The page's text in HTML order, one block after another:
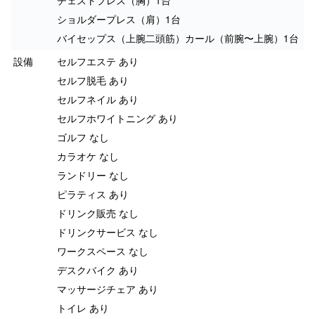
ショルダープレス（肩）1台
バイセップス（上腕二頭筋）カール（前腕〜上腕）1台
設備
セルフエステ あり
セルフ脱毛 あり
セルフネイル あり
セルフホワイトニング あり
ゴルフ なし
カラオケ なし
ランドリー なし
ピラティス あり
ドリンク販売 なし
ドリンクサービス なし
ワークスペース なし
デスクバイク あり
マッサージチェア あり
トイレ あり